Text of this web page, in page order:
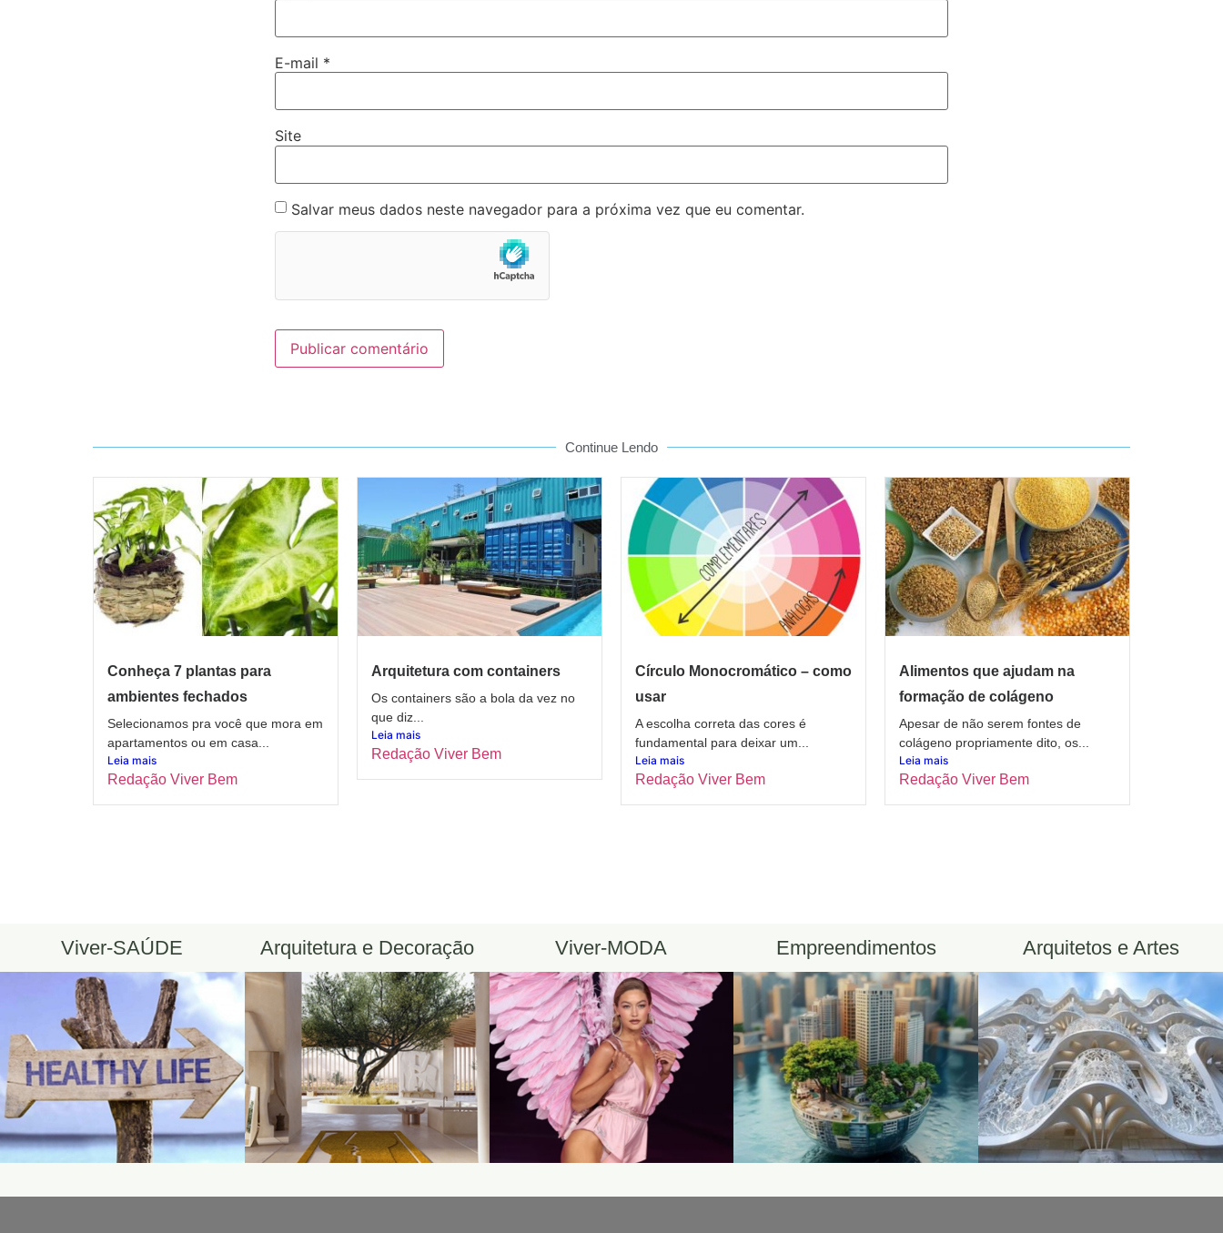
E-mail *
Site
Salvar meus dados neste navegador para a próxima vez que eu comentar.
Continue Lendo
Conheça 7 plantas para
ambientes fechados
Selecionamos pra você que mora em
apartamentos ou em casa...
Leia mais
Redação Viver Bem
Arquitetura com containers
Os containers são a bola da vez no
que diz...
Leia mais
Redação Viver Bem
Círculo Monocromático – como
usar
A escolha correta das cores é
fundamental para deixar um...
Leia mais
Redação Viver Bem
Alimentos que ajudam na
formação de colágeno
Apesar de não serem fontes de
colágeno propriamente dito, os...
Leia mais
Redação Viver Bem
Viver-SAÚDE Arquitetura e Decoração Viver-MODA Empreendimentos Arquitetos e Artes